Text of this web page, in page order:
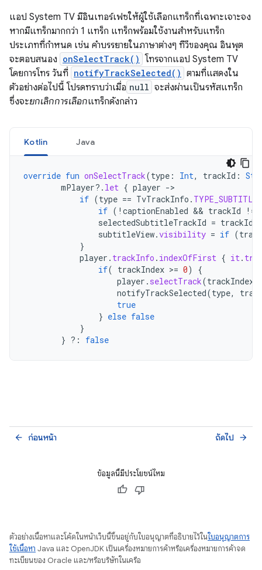
แอป System TV มีอินเทอร์เฟซให้ผู้ใช้เลือกแทร็กที่เฉพาะเจาะจง
หากมีแทร็กมากกว่า 1 แทร็ก แทร็กพร้อมใช้งานสำหรับแทร็ก
ประเภทที่กำหนด เช่น คำบรรยายในภาษาต่างๆ ทีวีของคุณ อินพุต
จะตอบสนอง onSelectTrack() โทรจากแอป System TV
โดยการโทร วันที่ notifyTrackSelected() ตามที่แสดงใน
ตัวอย่างต่อไปนี้ โปรดทราบว่าเมื่อ null จะส่งผ่านเป็นรหัสแทร็ก
ซึ่งจะยกเลิกการเลือกแทร็กดังกล่าว
Kotlin Java
override fun onSelectTrack(type : Int, trackId :
mPlayer?. let { player -
if (type == TvTrackInfo . TYPE_SUBTITLE
if ( ! captionEnabled && trackId !=
selectedSubtitleTrackId = trackId
subtitleView.visibility = if (
}
player . trackInfo . indexOfFirst { it.
if( trackIndex >= 0)
{
player . selectTrack(trackIndex
notifyTrackSelected(type,
true
} else false
}
} ?: false
ก่อนหน้า
arrow_back ถัดไป arrow_forward
ข้อมูลนี้มีประโยชน์ไหม
ตัวอย่างเนื้อหาและโค้ดในหน้าเว็บนี้ขึ้นอยู่กับใบอนุญาตที่อธิบายไว้ในใบอนุญาตการ
ใช้เนื้อหา Java และ OpenJDK เป็นเครื่องหมายการค้าหรือเครื่องหมายการค้าจด
ทะเบียนของ Oracle และ/หรือบริษัทในเครือ